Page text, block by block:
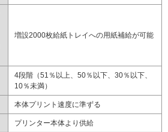
増設2000枚給紙トレイへの用紙補給が可能
4段階（51％以上、50％以下、30％以下、
10％未満）
本体プリント速度に準ずる
プリンター本体より供給